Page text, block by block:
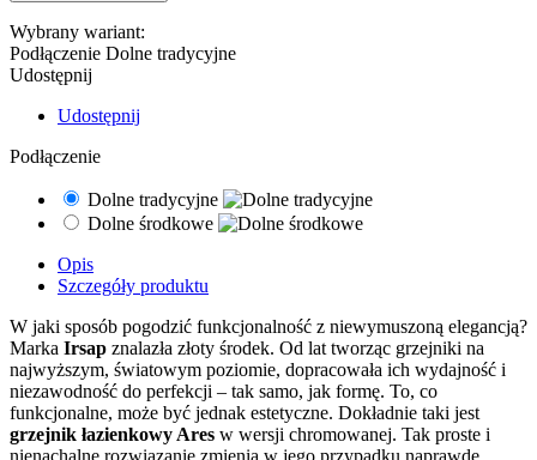
Wybrany wariant:
Podłączenie Dolne tradycyjne
Udostępnij
Udostępnij
Podłączenie
Dolne tradycyjne
Dolne środkowe
Opis
Szczegóły produktu
W jaki sposób pogodzić funkcjonalność z niewymuszoną elegancją?
Marka Irsap znalazła złoty środek. Od lat tworząc grzejniki na
najwyższym, światowym poziomie, dopracowała ich wydajność i
niezawodność do perfekcji – tak samo, jak formę. To, co
funkcjonalne, może być jednak estetyczne. Dokładnie taki jest
grzejnik łazienkowy Ares w wersji chromowanej. Tak proste i
nienachalne rozwiązanie zmienia w jego przypadku naprawdę